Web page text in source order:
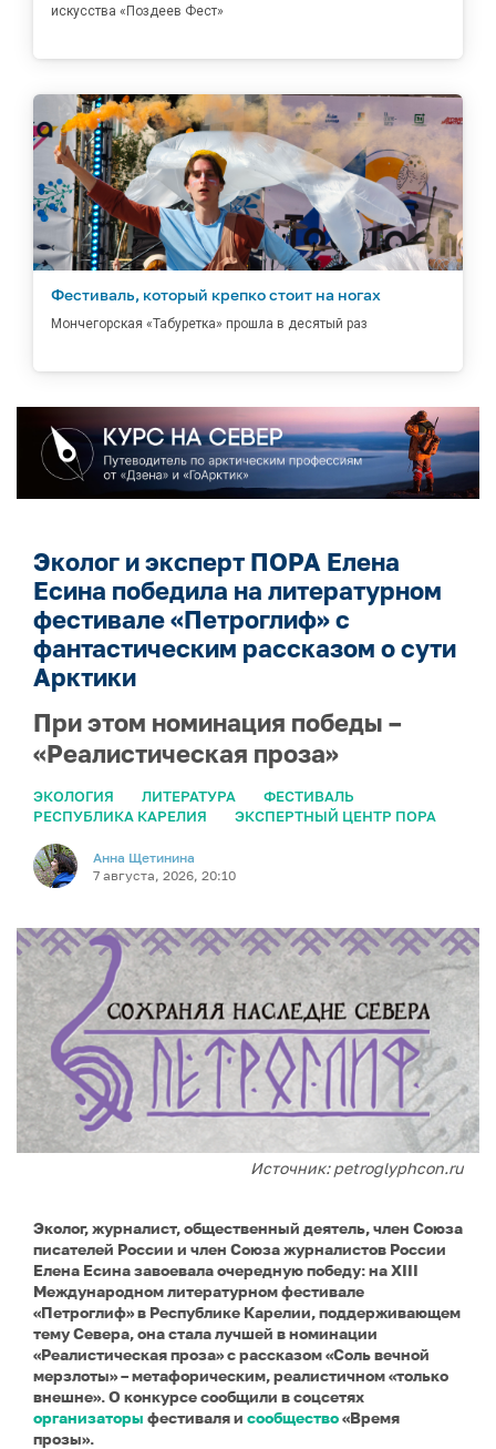
искусства «Поздеев Фест»
Фестиваль, который крепко стоит на ногах
Мончегорская «Табуретка» прошла в десятый раз
Эколог и эксперт ПОРА Елена
Есина победила на литературном
фестивале «Петроглиф» с
фантастическим рассказом о сути
Арктики
При этом номинация победы –
«Реалистическая проза»
ЭКОЛОГИЯ ЛИТЕРАТУРА
ФЕСТИВАЛЬ
РЕСПУБЛИКА КАРЕЛИЯ
ЭКСПЕРТНЫЙ ЦЕНТР ПОРА
Анна Щетинина
7 августа, 2026, 20:10
Источник: petroglyphcon.ru
Эколог, журналист, общественный деятель, член Союза
писателей России и член Союза журналистов России
Елена Есина завоевала очередную победу: на XIII
Международном литературном фестивале
«Петроглиф» в Республике Карелии, поддерживающем
тему Севера, она стала лучшей в номинации
«Реалистическая проза» с рассказом «Соль вечной
мерзлоты» – метафорическим, реалистичном «только
внешне». О конкурсе сообщили в соцсетях
организаторы фестиваля и сообщество«Время
прозы».